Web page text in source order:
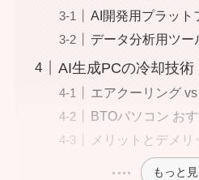
AI開発用プラット
データ分析用ツー
AI生成PCの冷却技術
エアクーリング
BTOパソコン お
メリットとデメリ
もっと